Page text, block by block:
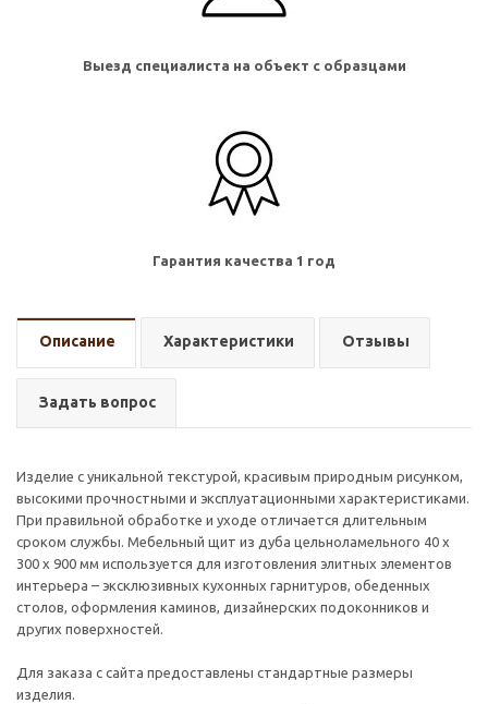
Выезд специалиста на объект с образцами
Гарантия качества 1 год
Описание Характеристики Отзывы
Задать вопрос
Изделие с уникальной текстурой, красивым природным рисунком,
высокими прочностными и эксплуатационными характеристиками.
При правильной обработке и уходе отличается длительным
сроком службы. Мебельный щит из дуба цельноламельного 40 х
300 х 900 мм используется для изготовления элитных элементов
интерьера – эксклюзивных кухонных гарнитуров, обеденных
столов, оформления каминов, дизайнерских подоконников и
других поверхностей.
Для заказа с сайта предоставлены стандартные размеры
изделия.